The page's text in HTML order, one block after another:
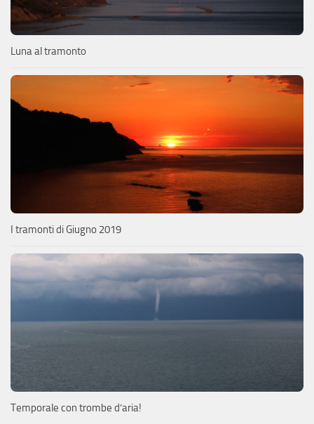
Luna al tramonto
I tramonti di Giugno 2019
Temporale con trombe d’aria!